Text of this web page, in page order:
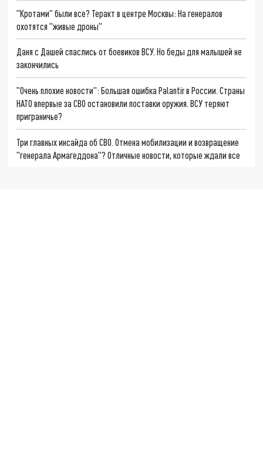
"Кротами" были все? Теракт в центре Москвы: На генералов
охотятся "живые дроны"
Даня с Дашей спаслись от боевиков ВСУ. Но беды для малышей не
закончились
"Очень плохие новости": Большая ошибка Palantir в России. Страны
НАТО впервые за СВО остановили поставки оружия. ВСУ теряют
приграничье?
Три главных инсайда об СВО. Отмена мобилизации и возвращение
"генерала Армагеддона"? Отличные новости, которые ждали все